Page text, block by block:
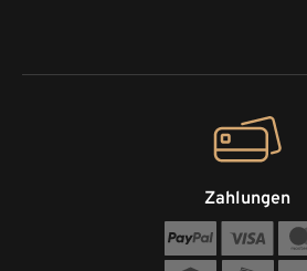
Zahlungen